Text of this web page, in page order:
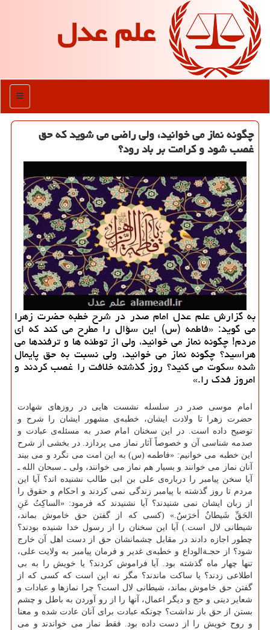
علم عدل
منو
چگونه نماز می ‏خوانید، ولی راضی می ‏شوید كه حق
غصب شود و كرامت بر باد رود؟
به گزارش علم عدل امام صدر در شرح خطبه حضرت زهرا
می گوید: «فاطمه (س) این سؤال را مطرح می ‏كند كه ای
مردم! چگونه نماز می ‏خوانید، ولی از توطئه‏ ها و ترفندها می
‏هراسید؟ چگونه نماز می ‏خوانید، ولی نسبت به حق پایمال‏
شده سكوت می ‏كنید؟ روز گذشته خلافت را غصب كردند و
امروز فدك را.»
امام موسی صدر در سلسله نشست هایی در روزهای شهادت
حضرت زهرا تا ولادت ایشان، خطبه‌ی مشهور ایشان را شرح و
توضیح داده است. در این سخنان امام صدر به مسئله‌ی عبادت و
صدمه شناسی آن و خصوصاً آثار نماز می پردازد. در بخشی از شرح
این خطبه می خوانیم: «فاطمه (س) به این امت می ‏نگرد و می ‏بیند
آنان نماز می ‏خوانند و بسیار هم نماز می ‏خوانند، ولی ـ سبحان الله ـ
آیا سخن پیامبر را درباره‌ی علی بن ابی طالب نشنیده ‏اند؟ آیا این
مردم تا روز گذشته با پیامبر زندگی نمی ‏كردند و احكام و حقوق را
از زبان ایشان نمی ‏شنیدند؟ آیا نشنیدند كه فرمود: «الساكِتُ عَنِ
الحَقِّ شَیطانٌ أخرَسٌ.» (كسی كه از گفتن حق خاموش بماند،
شیطانی لال است.) آیا این سخنان را از رسول خدا شنیده بودند؟
چطور اجازه دادند در مقابل چشمانشان حق از دست اهل آن خارج
شود؟ از حجـةالوداع و خطبه‌ی غدیر و فرمان پیامبر به ولایت علی،
تنها چهار ماه گذشته بود. آیا فراموش كردند؟ یا خویش را به بی‏
اطلاعی زدند؟ یا ساكت ماندند؟ مگر نه این است كه كسی كه از
گفتن حق خاموش بماند، شیطانی لال است؟ چرا نمازها و عبادات و
شعایر دینی و حج و دیگر اعمال، آنها را از رو آوردن به باطل و چشم
بستن از حق باز نداشت؟ چونكه عبادت برای آنان عادت شده و معنا
و روح خویش را از دست داده بود. فقط نماز می ‏خواندند و می